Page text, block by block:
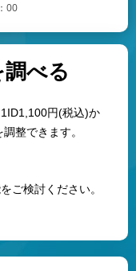
00
べる
円(税込)か
整できます。
ご検討ください。